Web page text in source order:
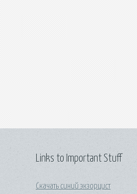
Links to Important Stuff
Скачать синий экзорцист